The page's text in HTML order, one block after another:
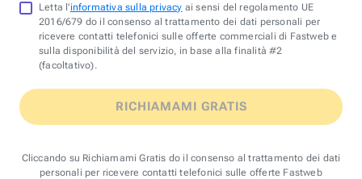
Letta l'informativa sulla privacy ai sensi del regolamento UE
2016/679 do il consenso al trattamento dei dati personali per
ricevere contatti telefonici sulle offerte commerciali di Fastweb e
sulla disponibilità del servizio, in base alla finalità #2
(facoltativo).
RICHIAMAMI GRATIS
Cliccando su Richiamami Gratis do il consenso al trattamento dei dati
personali per ricevere contatti telefonici sulle offerte Fastweb